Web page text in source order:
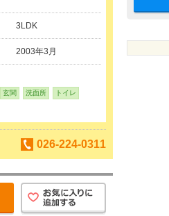
3LDK
2003年3月
玄関 洗面所 トイレ
026-224-0311